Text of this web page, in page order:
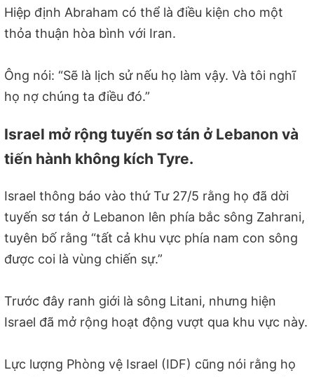
Hiệp định Abraham có thể là điều kiện cho một
thỏa thuận hòa bình với Iran.
Ông nói: “Sẽ là lịch sử nếu họ làm vậy. Và tôi nghĩ
họ nợ chúng ta điều đó.”
Israel mở rộng tuyến sơ tán ở Lebanon và
tiến hành không kích Tyre.
Israel thông báo vào thứ Tư 27/5 rằng họ đã dời
tuyến sơ tán ở Lebanon lên phía bắc sông Zahrani,
tuyên bố rằng “tất cả khu vực phía nam con sông
được coi là vùng chiến sự.”
Trước đây ranh giới là sông Litani, nhưng hiện
Israel đã mở rộng hoạt động vượt qua khu vực này.
Lực lượng Phòng vệ Israel (IDF) cũng nói rằng họ